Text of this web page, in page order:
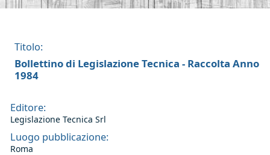
Titolo:
Bollettino di Legislazione Tecnica - Raccolta Anno
1984
Editore:
Legislazione Tecnica Srl
Luogo pubblicazione:
Roma